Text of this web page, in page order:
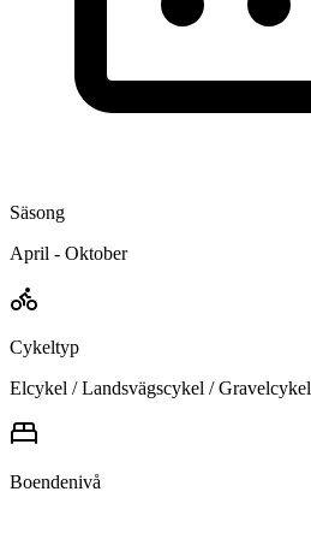
Säsong
April - Oktober
Cykeltyp
Elcykel / Landsvägscykel / Gravelcykel
Boendenivå